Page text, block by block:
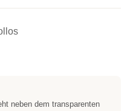
neben dem transparenten